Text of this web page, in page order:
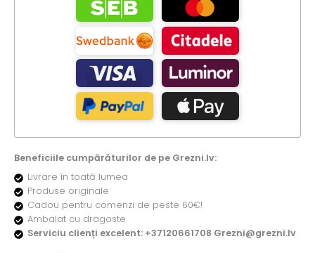
Beneficiile cumpărăturilor de pe Grezni.lv:
Livrare în toată lumea
Produse originale
Cadou pentru comenzi de peste 60€!
Ambalat cu dragoste
Serviciu clienți excelent: +37120661708 Grezni@grezni.lv